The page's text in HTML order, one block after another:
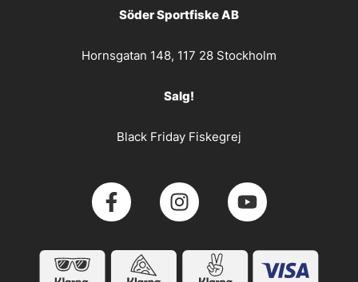
Söder Sportfiske AB
Hornsgatan 148, 117 28 Stockholm
Salg!
Black Friday Fiskegrej